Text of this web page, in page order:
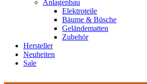
Anlagenbau
Elektroteile
Bäume & Büsche
Geländematten
Zubehör
Hersteller
Neuheiten
Sale